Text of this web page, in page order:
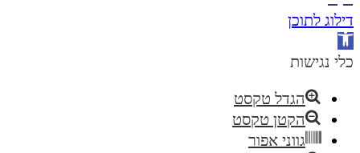
דילוג לתוכן
פתח
סרגל
כלי נגישות
הגדל טקסט
הקטן טקסט
גווני אפור